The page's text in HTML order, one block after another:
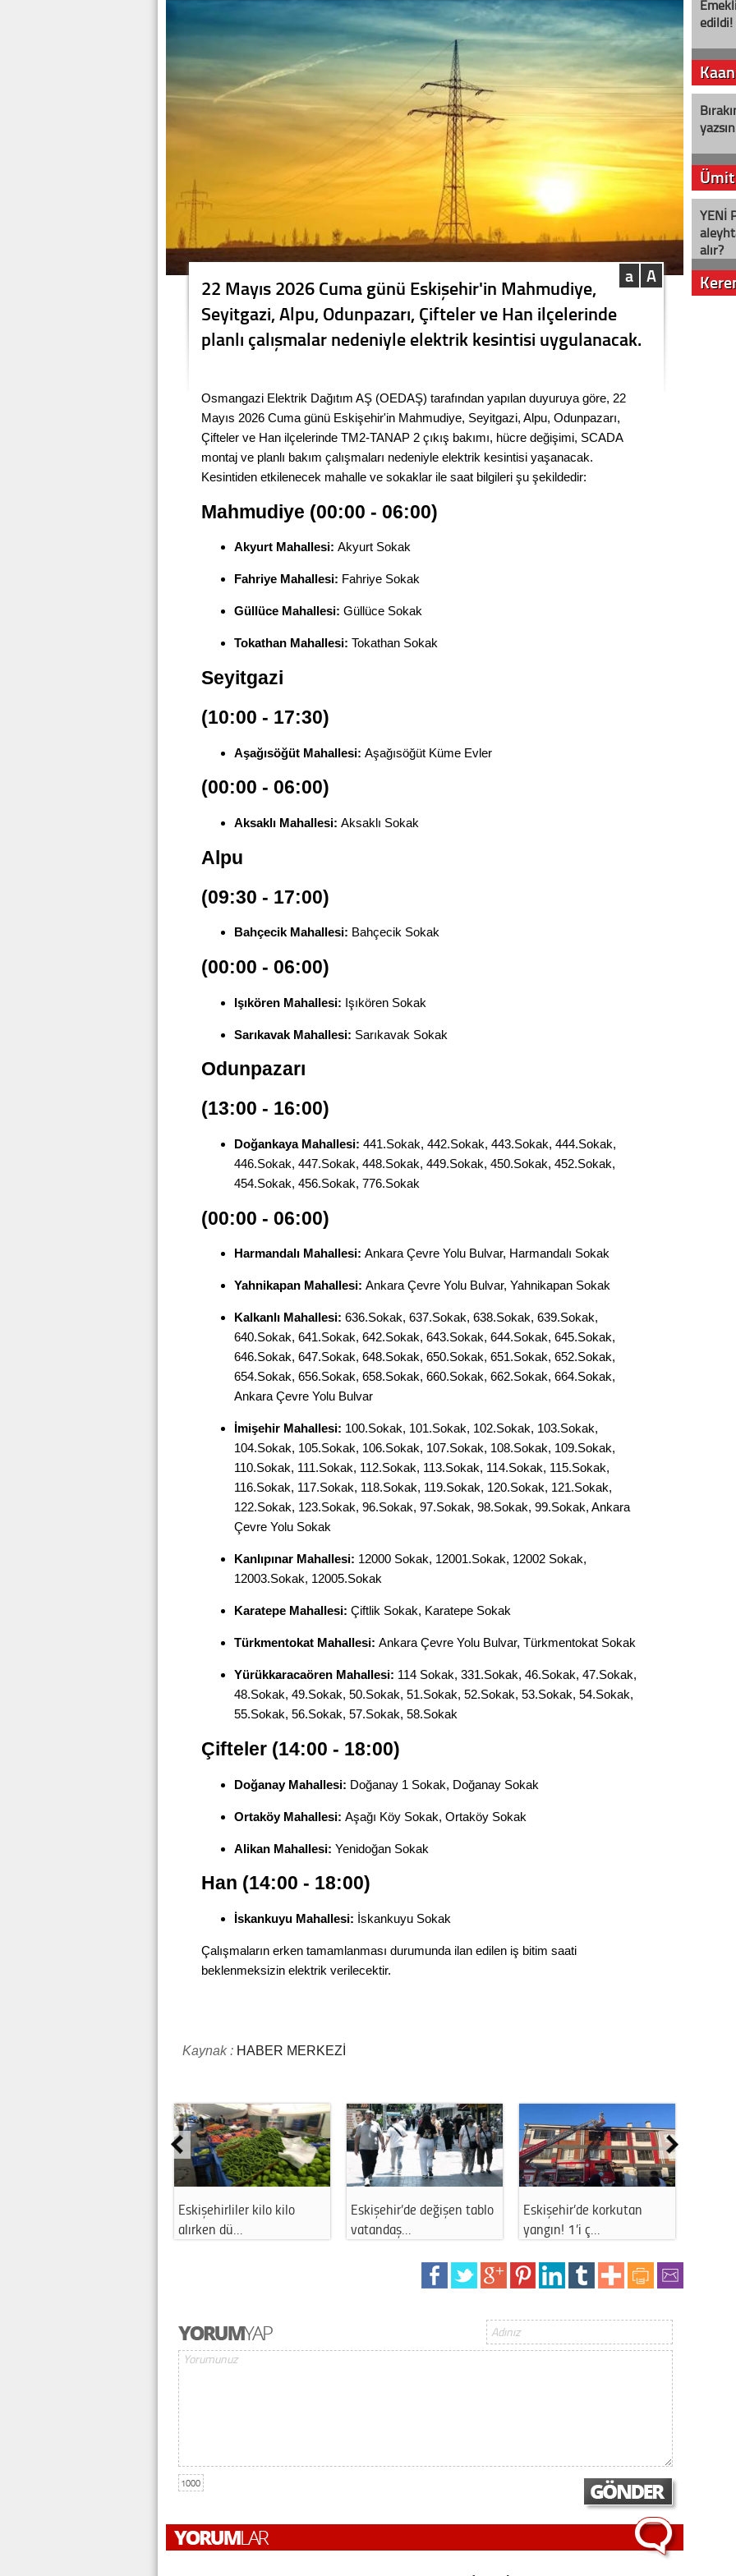
A
a
22 Mayıs 2026 Cuma günü Eskişehir'in Mahmudiye,
Seyitgazi, Alpu, Odunpazarı, Çifteler ve Han ilçelerinde
planlı çalışmalar nedeniyle elektrik kesintisi uygulanacak.
Osmangazi Elektrik Dağıtım AŞ (OEDAŞ) tarafından yapılan duyuruya göre, 22
Mayıs 2026 Cuma günü Eskişehir'in Mahmudiye, Seyitgazi, Alpu, Odunpazarı,
Çifteler ve Han ilçelerinde TM2-TANAP 2 çıkış bakımı, hücre değişimi, SCADA
montaj ve planlı bakım çalışmaları nedeniyle elektrik kesintisi yaşanacak.
Kesintiden etkilenecek mahalle ve sokaklar ile saat bilgileri şu şekildedir:
Mahmudiye (00:00 - 06:00)
Akyurt Mahallesi: Akyurt Sokak
Fahriye Mahallesi: Fahriye Sokak
Güllüce Mahallesi: Güllüce Sokak
Tokathan Mahallesi: Tokathan Sokak
Seyitgazi
(10:00 - 17:30)
Aşağısöğüt Mahallesi: Aşağısöğüt Küme Evler
(00:00 - 06:00)
Aksaklı Mahallesi: Aksaklı Sokak
Alpu
(09:30 - 17:00)
Bahçecik Mahallesi: Bahçecik Sokak
(00:00 - 06:00)
Işıkören Mahallesi: Işıkören Sokak
Sarıkavak Mahallesi: Sarıkavak Sokak
Odunpazarı
(13:00 - 16:00)
Doğankaya Mahallesi: 441.Sokak, 442.Sokak, 443.Sokak, 444.Sokak,
446.Sokak, 447.Sokak, 448.Sokak, 449.Sokak, 450.Sokak, 452.Sokak,
454.Sokak, 456.Sokak, 776.Sokak
(00:00 - 06:00)
Harmandalı Mahallesi: Ankara Çevre Yolu Bulvar, Harmandalı Sokak
Yahnikapan Mahallesi: Ankara Çevre Yolu Bulvar, Yahnikapan Sokak
Kalkanlı Mahallesi: 636.Sokak, 637.Sokak, 638.Sokak, 639.Sokak,
640.Sokak, 641.Sokak, 642.Sokak, 643.Sokak, 644.Sokak, 645.Sokak,
646.Sokak, 647.Sokak, 648.Sokak, 650.Sokak, 651.Sokak, 652.Sokak,
654.Sokak, 656.Sokak, 658.Sokak, 660.Sokak, 662.Sokak, 664.Sokak,
Ankara Çevre Yolu Bulvar
İmişehir Mahallesi: 100.Sokak, 101.Sokak, 102.Sokak, 103.Sokak,
104.Sokak, 105.Sokak, 106.Sokak, 107.Sokak, 108.Sokak, 109.Sokak,
110.Sokak, 111.Sokak, 112.Sokak, 113.Sokak, 114.Sokak, 115.Sokak,
116.Sokak, 117.Sokak, 118.Sokak, 119.Sokak, 120.Sokak, 121.Sokak,
122.Sokak, 123.Sokak, 96.Sokak, 97.Sokak, 98.Sokak, 99.Sokak, Ankara
Çevre Yolu Sokak
Kanlıpınar Mahallesi: 12000 Sokak, 12001.Sokak, 12002 Sokak,
12003.Sokak, 12005.Sokak
Karatepe Mahallesi: Çiftlik Sokak, Karatepe Sokak
Türkmentokat Mahallesi: Ankara Çevre Yolu Bulvar, Türkmentokat Sokak
Yürükkaracaören Mahallesi: 114 Sokak, 331.Sokak, 46.Sokak, 47.Sokak,
48.Sokak, 49.Sokak, 50.Sokak, 51.Sokak, 52.Sokak, 53.Sokak, 54.Sokak,
55.Sokak, 56.Sokak, 57.Sokak, 58.Sokak
Çifteler (14:00 - 18:00)
Doğanay Mahallesi: Doğanay 1 Sokak, Doğanay Sokak
Ortaköy Mahallesi: Aşağı Köy Sokak, Ortaköy Sokak
Alikan Mahallesi: Yenidoğan Sokak
Han (14:00 - 18:00)
İskankuyu Mahallesi: İskankuyu Sokak
Çalışmaların erken tamamlanması durumunda ilan edilen iş bitim saati
beklenmeksizin elektrik verilecektir.
Kaynak : HABER MERKEZİ
Eskişehir'de trafik kazası
sonrası …
Eskişehir'de kaza: Alkollü
sürücü d…
Kentpark Yapay Plajı
yeniden hizmet…
1000
edildi!
yazsın
YENİ
alır?